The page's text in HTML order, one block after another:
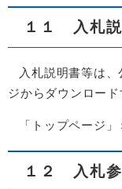
１１ 入札
入札説明書等は、
ジからダウンロード
「トップページ」
１２ 入札